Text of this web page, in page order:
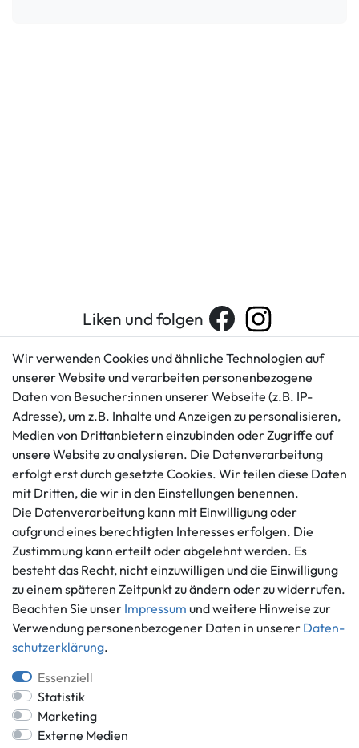
Liken und folgen
Kundenservice
+49 421 596586
Mo. - Fr. 9 - 16 Uhr
info@gameworld.de
Kontaktformular
Rechtliches
AGB
Impressum
Datenschutzerklärung
Barrierefreiheitserklärung
Widerrufs­recht
Vertrag widerrufen
Informationen
Ankauf
Über uns
Häufig gestellte Fragen
Zahlung und Versand
Batterieentsorgung
Zahlungsmöglichkeiten
Wir verwenden Cookies und ähnliche Technologien auf
unserer Website und verarbeiten personenbezogene
Daten von Besucher:innen unserer Webseite (z.B. IP-
Adresse), um z.B. Inhalte und Anzeigen zu personalisieren,
Medien von Drittanbietern einzubinden oder Zugriffe auf
unsere Website zu analysieren. Die Datenverarbeitung
erfolgt erst durch gesetzte Cookies. Wir teilen diese Daten
mit Dritten, die wir in den Einstellungen benennen.
Die Datenverarbeitung kann mit Einwilligung oder
aufgrund eines berechtigten Interesses erfolgen. Die
Zustimmung kann erteilt oder abgelehnt werden. Es
besteht das Recht, nicht einzuwilligen und die Einwilligung
zu einem späteren Zeitpunkt zu ändern oder zu widerrufen.
Beachten Sie unser Impressum und weitere Hinweise zur
Verwendung personenbezogener Daten in unserer Daten­
schutz­erklärung.
Essenziell
Statistik
Marketing
Externe Medien